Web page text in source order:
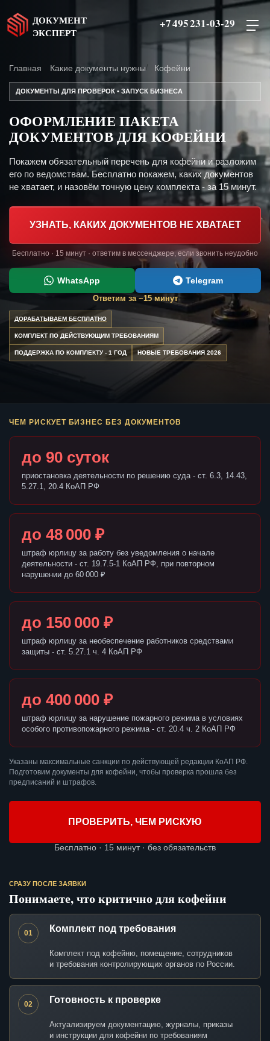
ДОКУМЕНТ
ЭКСПЕРТ
+7 495 231-03-29
Главная Какие документы нужны Кофейни
ДОКУМЕНТЫ ДЛЯ ПРОВЕРОК • ЗАПУСК БИЗНЕСА
ОФОРМЛЕНИЕ ПАКЕТА
ДОКУМЕНТОВ ДЛЯ КОФЕЙНИ
Покажем обязательный перечень для кофейни и разложим
его по ведомствам. Бесплатно покажем, каких документов
не хватает, и назовём точную цену комплекта - за 15 минут.
УЗНАТЬ, КАКИХ ДОКУМЕНТОВ НЕ ХВАТАЕТ
Бесплатно · 15 минут · ответим в мессенджере, если звонить неудобно
WhatsApp Telegram
Ответим за ~15 минут
ДОРАБАТЫВАЕМ БЕСПЛАТНО
КОМПЛЕКТ ПО ДЕЙСТВУЮЩИМ ТРЕБОВАНИЯМ
ПОДДЕРЖКА ПО КОМПЛЕКТУ - 1 ГОД НОВЫЕ ТРЕБОВАНИЯ 2026
ЧЕМ РИСКУЕТ БИЗНЕС БЕЗ ДОКУМЕНТОВ
до 90 суток
приостановка деятельности по решению суда - ст. 6.3, 14.43,
5.27.1, 20.4 КоАП РФ
до 48 000 ₽
штраф юрлицу за работу без уведомления о начале
деятельности - ст. 19.7.5-1 КоАП РФ, при повторном
нарушении до 60 000 ₽
до 150 000 ₽
штраф юрлицу за необеспечение работников средствами
защиты - ст. 5.27.1 ч. 4 КоАП РФ
до 400 000 ₽
штраф юрлицу за нарушение пожарного режима в условиях
особого противопожарного режима - ст. 20.4 ч. 2 КоАП РФ
Указаны максимальные санкции по действующей редакции КоАП РФ.
Подготовим документы для кофейни, чтобы проверка прошла без
предписаний и штрафов.
ПРОВЕРИТЬ, ЧЕМ РИСКУЮ
Бесплатно · 15 минут · без обязательств
СРАЗУ ПОСЛЕ ЗАЯВКИ
Понимаете, что критично для кофейни
01 Комплект под требования
Комплект под кофейню, помещение, сотрудников
и требования контролирующих органов по России.
02 Готовность к проверке
Актуализируем документацию, журналы, приказы
и инструкции для кофейни по требованиям